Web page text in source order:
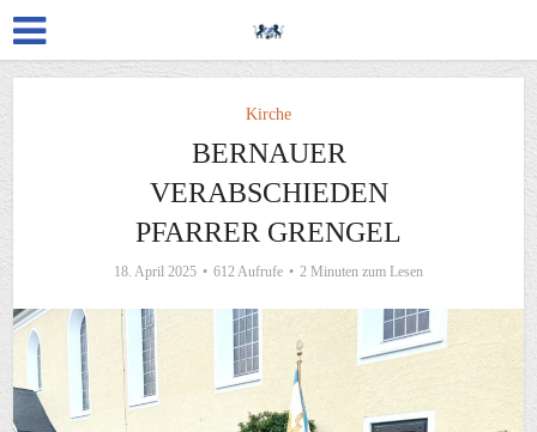
Kirche
BERNAUER
VERABSCHIEDEN
PFARRER GRENGEL
18. April 2025 612 Aufrufe 2 Minuten zum Lesen